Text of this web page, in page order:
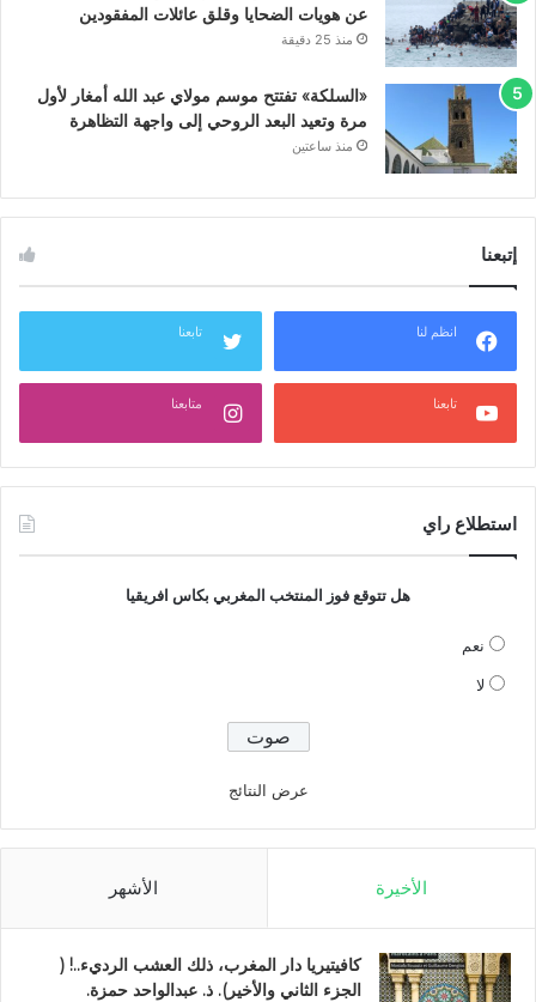
عن هويات الضحايا وقلق عائلات المفقودين
منذ 25 دقيقة
«السلكة» تفتتح موسم مولاي عبد الله أمغار لأول
مرة وتعيد البعد الروحي إلى واجهة التظاهرة
منذ ساعتين
إتبعنا
انظم لنا تابعنا
تابعنا متابعنا
استطلاع راي
هل تتوقع فوز المنتخب المغربي بكاس افريقيا
نعم
لا
عرض النتائج
الأخيرة الأشهر
كافيتيريا دار المغرب، ذلك العشب الرديء..! (
الجزء الثاني والأخير). ذ. عبدالواحد حمزة.